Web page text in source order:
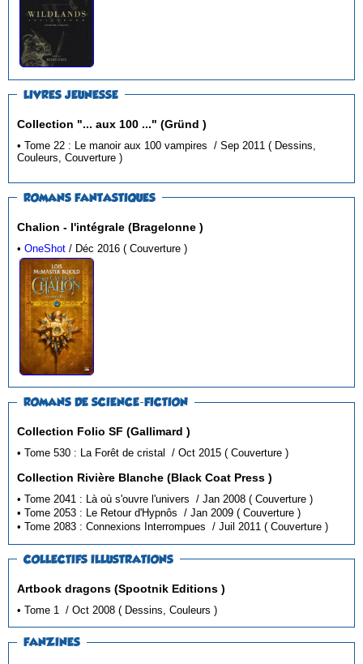
LIVRES JEUNESSE
Collection "... aux 100 ..." (Gründ )
• Tome 22 : Le manoir aux 100 vampires / Sep 2011 ( Dessins,
Couleurs, Couverture )
ROMANS FANTASTIQUES
Chalion - l'intégrale (Bragelonne )
•OneShot / Déc 2016 ( Couverture )
ROMANS DE SCIENCE-FICTION
Collection Folio SF (Gallimard )
• Tome 530 : La Forêt de cristal / Oct 2015 ( Couverture )
Collection Rivière Blanche (Black Coat Press )
• Tome 2041 : Là où s'ouvre l'univers / Jan 2008 ( Couverture )
• Tome 2053 : Le Retour d'Hypnôs / Jan 2009 ( Couverture )
• Tome 2083 : Connexions Interrompues / Juil 2011 ( Couverture )
COLLECTIFS ILLUSTRATIONS
Artbook dragons (Spootnik Editions )
• Tome 1 / Oct 2008 ( Dessins, Couleurs )
FANZINES